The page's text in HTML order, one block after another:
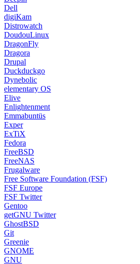
Dell
digiKam
Distrowatch
DoudouLinux
DragonFly
Dragora
Drupal
Duckduckgo
Dynebolic
elementary OS
Elive
Enlightenment
Emmabuntüs
Exper
ExTiX
Fedora
FreeBSD
FreeNAS
Frugalware
Free Software Foundation (FSF)
FSF Europe
FSF Twitter
Gentoo
getGNU Twitter
GhostBSD
Git
Greenie
GNOME
GNU